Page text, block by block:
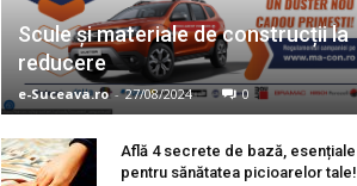
Scule și materiale de construcții la
reducere
e-Suceava.ro - 27/08/2024 0
Află 4 secrete de bază, esențiale
pentru sănătatea picioarelor tale!